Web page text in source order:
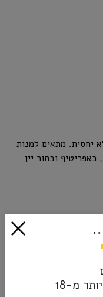
יחסית. מתאים למנות
ובתור יין
מ-18